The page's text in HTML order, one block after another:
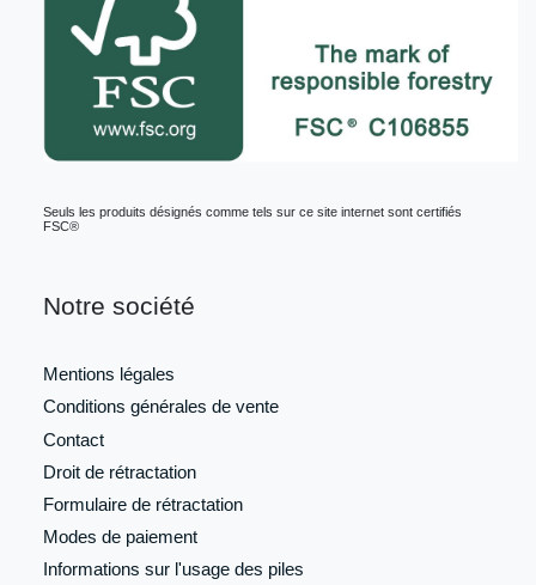
Seuls les produits désignés comme tels sur ce site internet sont certifiés
FSC®
Notre société
Mentions légales
Conditions générales de vente
Contact
Droit de rétractation
Formulaire de rétractation
Modes de paiement
Informations sur l'usage des piles